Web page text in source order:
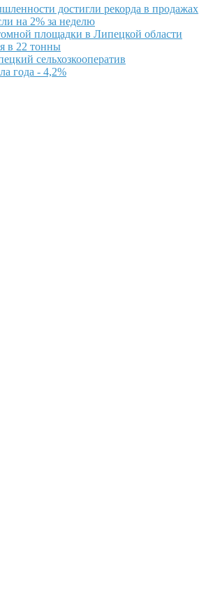
достигли рекорда в продажах
на 2% за неделю
площадки в Липецкой области
в 22 тонны
сельхозкооператив
года - 4,2%